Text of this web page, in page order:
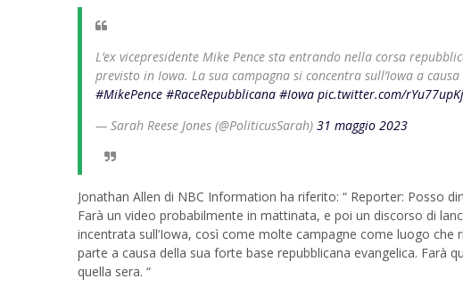
L’ex vicepresidente Mike Pence sta entrando nella corsa
previsto in Iowa. La sua campagna si concentra sull’Iowa a
#MikePence #RaceRepubblicana #Iowa pic.twitter.com/
— Sarah Reese Jones (@PoliticusSarah) 31 maggio 2023
Jonathan Allen di NBC Information ha riferito: “ Reporter: Posso
Farà un video probabilmente in mattinata, e poi un discorso di
incentrata sull’Iowa, così come molte campagne come luogo che
parte a causa della sua forte base repubblicana evangelica. Farà
quella sera. “